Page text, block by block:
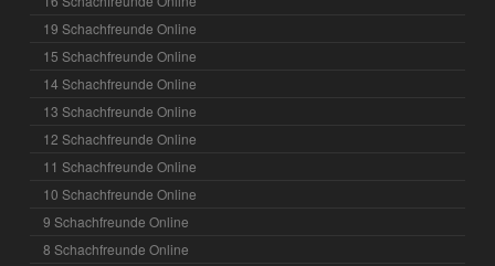
19 Schachfreunde Online
15 Schachfreunde Online
14 Schachfreunde Online
13 Schachfreunde Online
12 Schachfreunde Online
11 Schachfreunde Online
10 Schachfreunde Online
9 Schachfreunde Online
8 Schachfreunde Online